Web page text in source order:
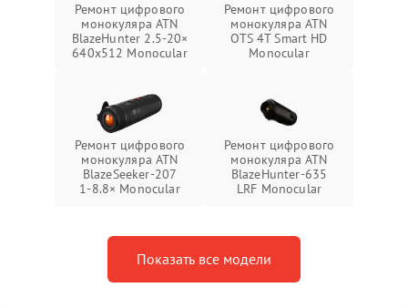
Ремонт цифрового
монокуляра ATN
BlazeHunter 2.5‑20×
640x512 Monocular
Ремонт цифрового
монокуляра ATN
OTS 4T Smart HD
Monocular
Ремонт цифрового
монокуляра ATN
BlazeSeeker‑207
1‑8.8× Monocular
Ремонт цифрового
монокуляра ATN
BlazeHunter‑635
LRF Monocular
Показать все модели